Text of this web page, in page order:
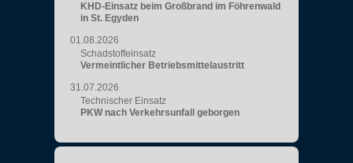
KHD-Einsatz beim Großbrand im Föhrenwald
in St. Egyden
01.08.2026
Schadstoffeinsatz
Vermeintlicher Betriebsmittelaustritt
31.07.2026
Technischer Einsatz
PKW nach Verkehrsunfall geborgen